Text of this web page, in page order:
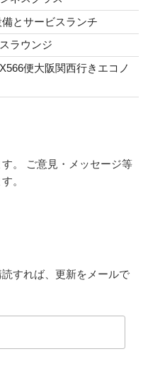
とサービスランチ
ラウンジ
便大阪関西行きエコノ
。 ご意見・メッセージ等
。
すれば、更新をメールで